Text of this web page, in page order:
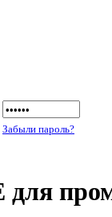
Забыли пароль?
для